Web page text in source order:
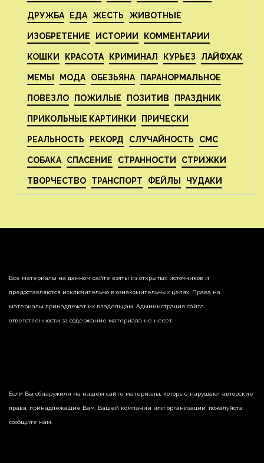
ДРУЖБА ЕДА ЖЕСТЬ ЖИВОТНЫЕ
ИЗОБРЕТЕНИЕ ИСТОРИИ КОММЕНТАРИИ
КОШКИ КРАСОТА КРИМИНАЛ КУРЬЕЗ ЛАЙФХАК
МЕМЫ МОДА ОБЕЗЬЯНА ПАРАНОРМАЛЬНОЕ
ПОВЕЗЛО ПОЖИЛЫЕ ПОЗИТИВ ПРАЗДНИК
ПРИКОЛЬНЫЕ КАРТИНКИ ПРИЧЕСКИ
РЕАЛЬНОСТЬ РЕКОРД СЛУЧАЙНОСТЬ СМС
СОБАКА СПАСЕНИЕ СТРАННОСТИ СТРИЖКИ
ТВОРЧЕСТВО ТРАНСПОРТ ФЕЙЛЫ ЧУДАКИ
Все материалы на данном сайте взяты из открытых источников и
предоставляются исключительно в ознакомительных целях. Права на
материалы принадлежат их владельцам. Администрация сайта
ответственности за содержание материала не несет.
Если Вы обнаружили на нашем сайте материалы, которые нарушают авторские
права, принадлежащие Вам, Вашей компании или организации, пожалуйста,
сообщите нам.